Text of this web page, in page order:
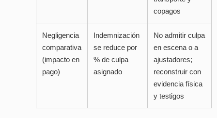
copagos
Negligencia
comparativa
(impacto en
pago)
Indemnización
se reduce por
% de culpa
asignado
No admitir culpa
en escena o a
ajustadores;
reconstruir con
evidencia física
y testigos